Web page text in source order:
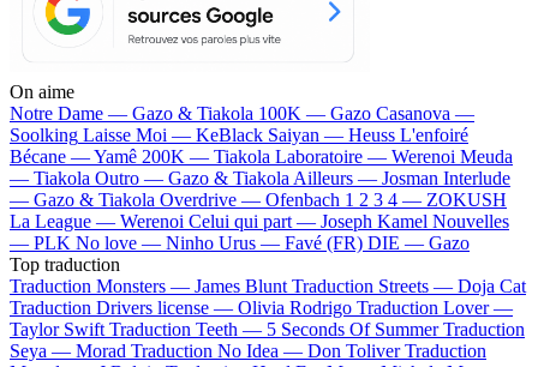
On aime
Notre Dame — Gazo & Tiakola 100K — Gazo Casanova —
Soolking Laisse Moi — KeBlack Saiyan — Heuss L'enfoiré
Bécane —Yamê 200K — Tiakola Laboratoire — Werenoi Meuda
— Tiakola Outro — Gazo & Tiakola Ailleurs — Josman Interlude
— Gazo & Tiakola Overdrive — Ofenbach 1 2 3 4 — ZOKUSH
La League — Werenoi Celui qui part — Joseph Kamel Nouvelles
— PLK No love — Ninho Urus — Favé (FR) DIE — Gazo
Top traduction
Traduction Monsters — James Blunt Traduction Streets — Doja Cat
Traduction Drivers license — Olivia Rodrigo Traduction Lover —
Taylor Swift Traduction Teeth — 5 Seconds Of Summer Traduction
Seya — Morad Traduction No Idea — Don Toliver Traduction